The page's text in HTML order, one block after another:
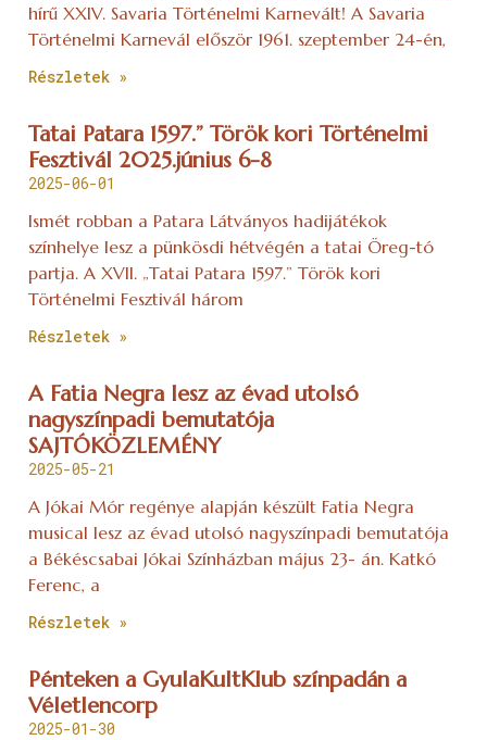
hírű XXIV. Savaria Történelmi Karnevált! A Savaria
Történelmi Karnevál először 1961. szeptember 24-én,
Részletek »
Tatai Patara 1597.” Török kori Történelmi
Fesztivál 2025.június 6-8
2025-06-01
Ismét robban a Patara Látványos hadijátékok
színhelye lesz a pünkösdi hétvégén a tatai Öreg-tó
partja. A XVII. „Tatai Patara 1597.” Török kori
Történelmi Fesztivál három
Részletek »
A Fatia Negra lesz az évad utolsó
nagyszínpadi bemutatója
SAJTÓKÖZLEMÉNY
2025-05-21
A Jókai Mór regénye alapján készült Fatia Negra
musical lesz az évad utolsó nagyszínpadi bemutatója
a Békéscsabai Jókai Színházban május 23- án. Katkó
Ferenc, a
Részletek »
Pénteken a GyulaKultKlub színpadán a
Véletlencorp
2025-01-30